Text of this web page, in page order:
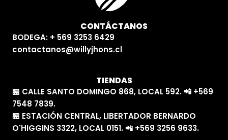
CONTÁCTANOS
BODEGA: + 569 3253 6429
contactanos@willyjhons.cl
TIENDAS
🏪 CALLE SANTO DOMINGO 868, LOCAL 592. 📲 +569
7548 7839.
🏪 ESTACIÓN CENTRAL, LIBERTADOR BERNARDO
O'HIGGINS 3322, LOCAL 0151. 📲 +569 3256 9633.